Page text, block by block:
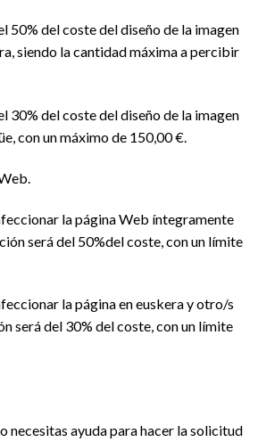
50% del coste del diseño de la imagen
siendo la cantidad máxima a percibir
30% del coste del diseño de la imagen
con un máximo de 150,00 €.
la página Web íntegramente
será del 50%del coste, con un límite
la página en euskera y otro/s
será del 30% del coste, con un límite
necesitas ayuda para hacer la solicitud